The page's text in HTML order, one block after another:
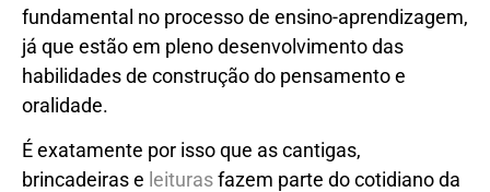
fundamental no processo de ensino-aprendizagem,
já que estão em pleno desenvolvimento das
habilidades de construção do pensamento e
oralidade.
É exatamente por isso que as cantigas,
brincadeiras e leiturasfazem parte do cotidiano da